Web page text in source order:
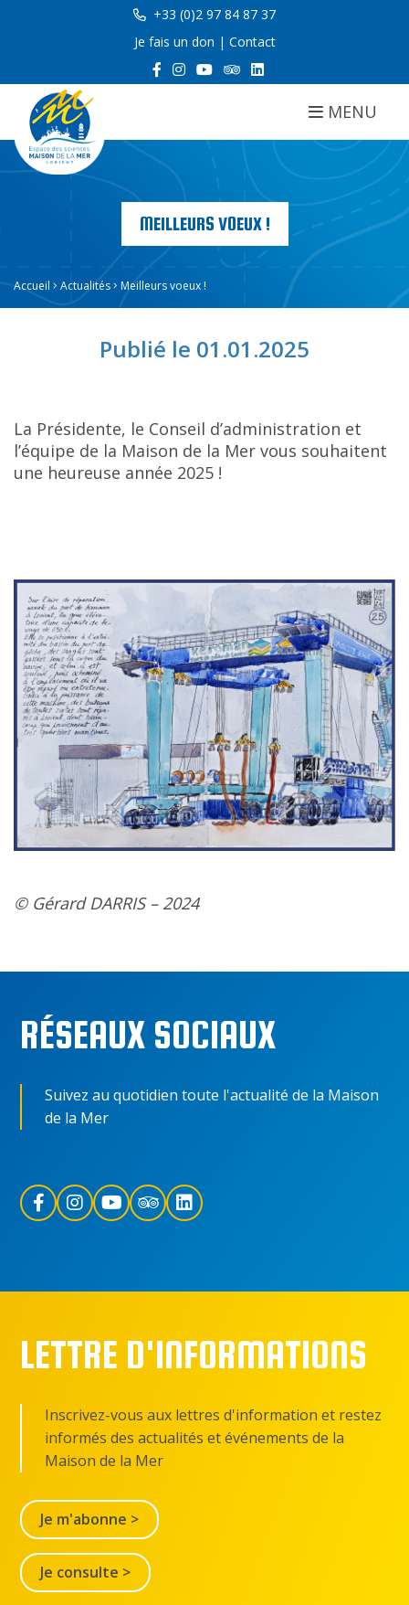
+33 (0)2 97 84 87 37
Je fais un don | Contact
MENU
MEILLEURS VOEUX !
Accueil Actualités Meilleurs voeux !
Publié le 01.01.2025
La Présidente, le Conseil d’administration et
l’équipe de la Maison de la Mer vous souhaitent
une heureuse année 2025 !
© Gérard DARRIS – 2024
RÉSEAUX SOCIAUX
Suivez au quotidien toute l'actualité de la Maison
de la Mer
LETTRE D'INFORMATIONS
Inscrivez-vous aux lettres d'information et restez
informés des actualités et événements de la
Maison de la Mer
Je m'abonne >
Je consulte >